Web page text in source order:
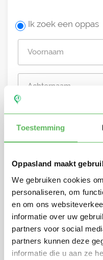
Toestemming
Oppasland maakt
We gebruiken cookies
personaliseren, om
en om ons
informatie over uw
partners voor social
partners kunnen deze
informatie die u aan ze
Ik zoek een oppas
Stuur mij nieuwe
Door te registreren ga
voorwaardenvan